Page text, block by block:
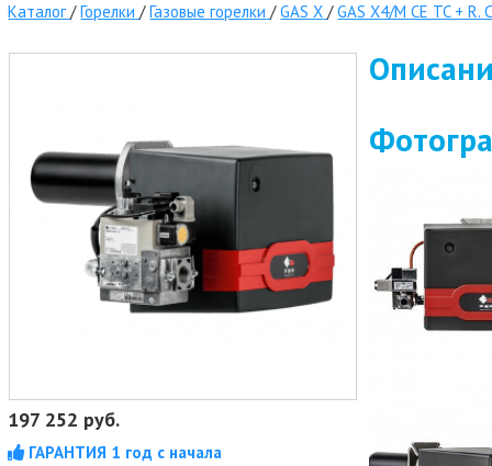
Каталог /Горелки /Газовые горелки /GAS X /GAS X4/M CE TC + R.
197 252 руб.
ГАРАНТИЯ 1 год с начала